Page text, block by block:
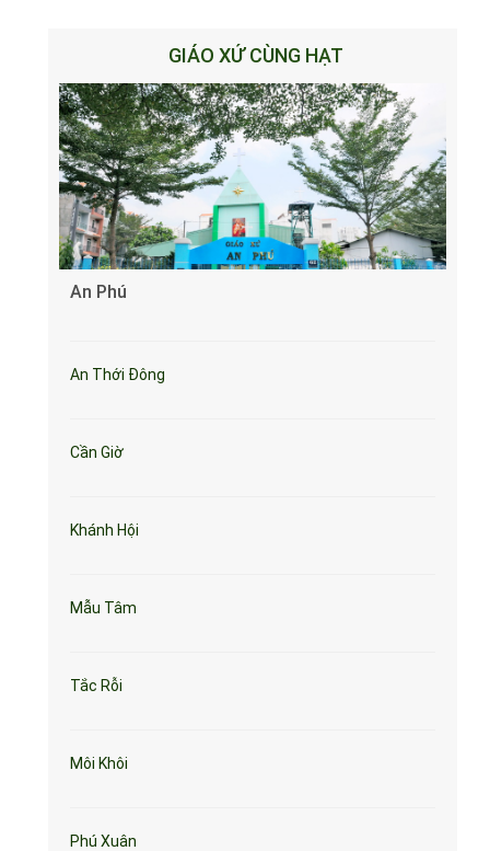
GIÁO XỨ CÙNG HẠT
An Phú
An Thới Đông
Cần Giờ
Khánh Hội
Mẫu Tâm
Tắc Rỗi
Môi Khôi
Phú Xuân